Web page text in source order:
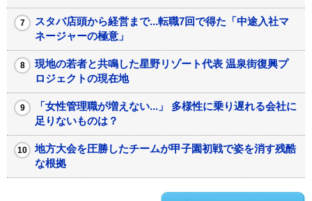
スタバ店頭から経営まで...転職7回で得た「中途入社マ
ネージャーの極意」
現地の若者と共鳴した星野リゾート代表 温泉街復興プ
ロジェクトの現在地
「女性管理職が増えない...」 多様性に乗り遅れる会社に
足りないものは？
地方大会を圧勝したチームが甲子園初戦で姿を消す残酷
な根拠